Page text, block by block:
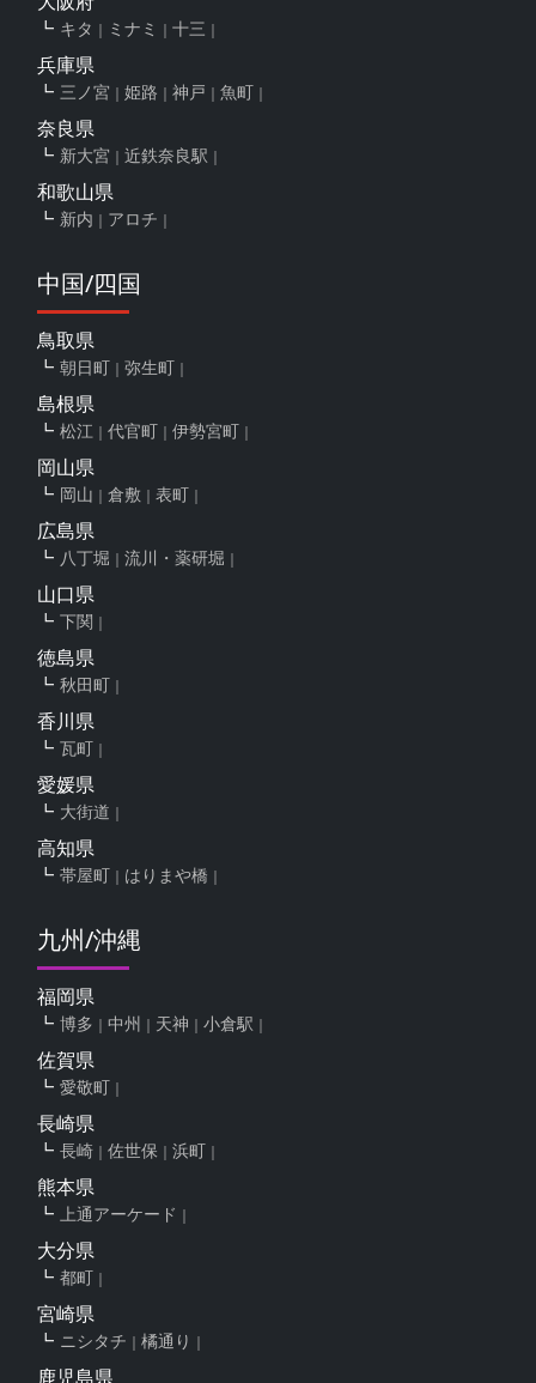
キタ ミナミ 十三
兵庫県
三ノ宮 姫路 神戸 魚町
奈良県
新大宮 近鉄奈良駅
和歌山県
新内 アロチ
中国/四国
鳥取県
朝日町 弥生町
島根県
松江 代官町 伊勢宮町
岡山県
岡山 倉敷 表町
広島県
八丁堀 流川・薬研堀
山口県
下関
徳島県
秋田町
香川県
瓦町
愛媛県
大街道
高知県
帯屋町 はりまや橋
九州/沖縄
福岡県
博多 中州 天神 小倉駅
佐賀県
愛敬町
長崎県
長崎 佐世保 浜町
熊本県
上通アーケード
大分県
都町
宮崎県
ニシタチ 橘通り
鹿児島県